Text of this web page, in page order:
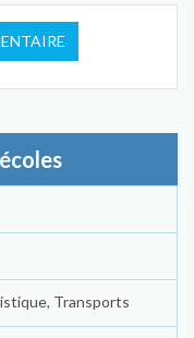
Transports